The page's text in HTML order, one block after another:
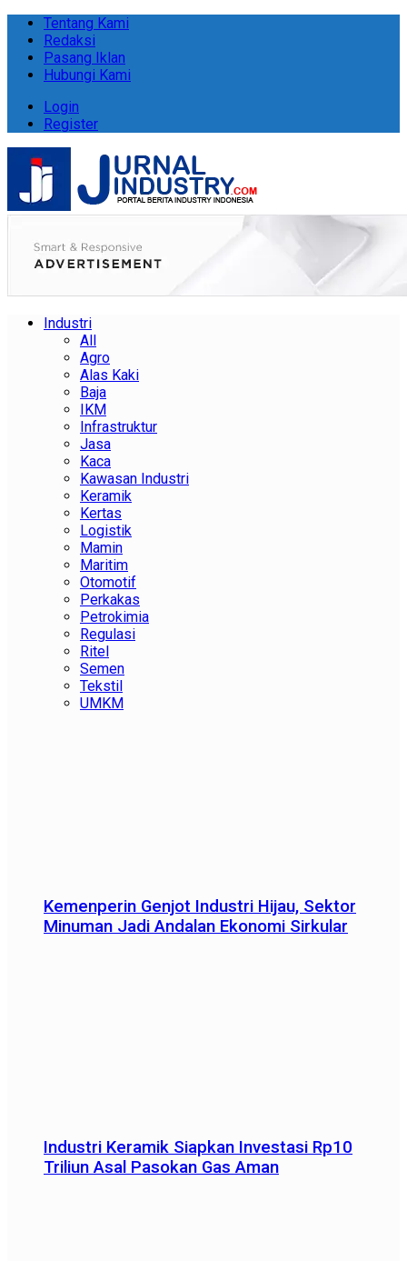
Tentang Kami
Redaksi
Pasang Iklan
Hubungi Kami
Login
Register
Industri
All
Agro
Alas Kaki
Baja
IKM
Infrastruktur
Jasa
Kaca
Kawasan Industri
Keramik
Kertas
Logistik
Mamin
Maritim
Otomotif
Perkakas
Petrokimia
Regulasi
Ritel
Semen
Tekstil
UMKM
Kemenperin Genjot Industri Hijau, Sektor
Minuman Jadi Andalan Ekonomi Sirkular
Industri Keramik Siapkan Investasi Rp10
Triliun Asal Pasokan Gas Aman